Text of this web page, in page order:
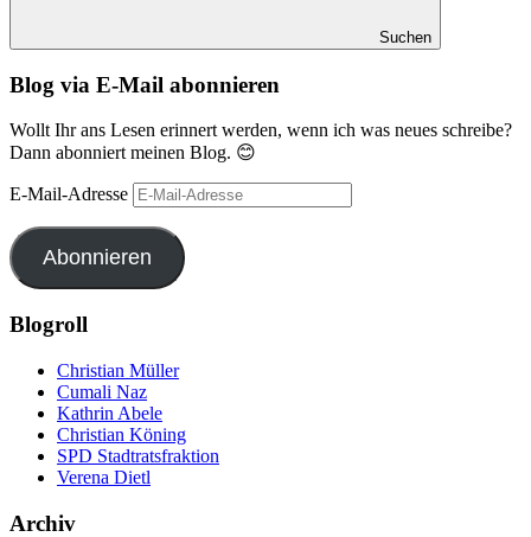
Suchen
Blog via E-Mail abonnieren
Wollt Ihr ans Lesen erinnert werden, wenn ich was neues schreibe?
Dann abonniert meinen Blog. 😊
E-Mail-Adresse
Abonnieren
Blogroll
Christian Müller
Cumali Naz
Kathrin Abele
Christian Köning
SPD Stadtratsfraktion
Verena Dietl
Archiv